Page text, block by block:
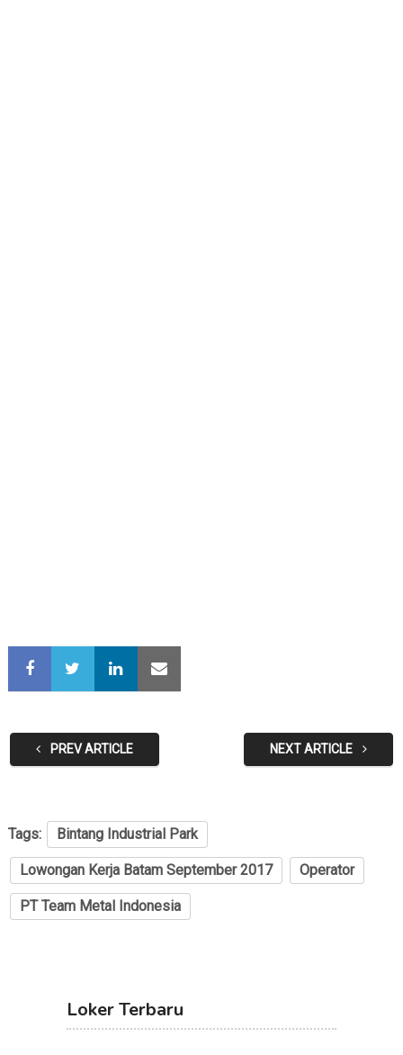
PREV ARTICLE NEXT ARTICLE
Tags: Bintang Industrial Park
Lowongan Kerja Batam September 2017 Operator
PT Team Metal Indonesia
Loker Terbaru